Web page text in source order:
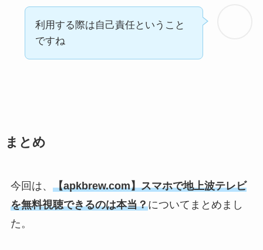
利用する際は自己責任ということ
ですね
まとめ
今回は、 【apkbrew.com】スマホで地上波テレビ
を無料視聴できるのは本当？についてまとめまし
た。